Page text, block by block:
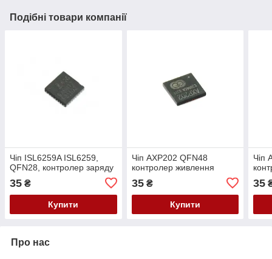
Подібні товари компанії
Чіп ISL6259A ISL6259,
QFN28, контролер заряду
35 ₴
Купити
Чіп AXP202 QFN48
контролер живлення
35₴
Купити
Чіп
35
Про нас